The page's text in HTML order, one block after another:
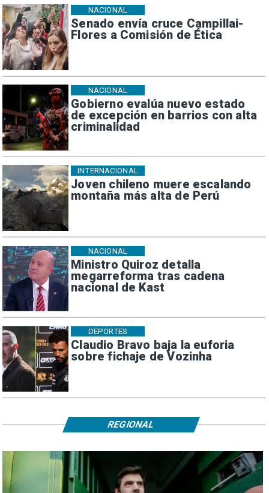
Senado envía cruce Campillai-
Flores a Comisión de Ética
NACIONAL
Gobierno evalúa nuevo estado
de excepción en barrios con alta
criminalidad
NACIONAL
Joven chileno muere escalando
montaña más alta de Perú
INTERNACIONAL
Ministro Quiroz detalla
megarreforma tras cadena
nacional de Kast
NACIONAL
Claudio Bravo baja la euforia
sobre fichaje de Vozinha
DEPORTES
REGIONAL